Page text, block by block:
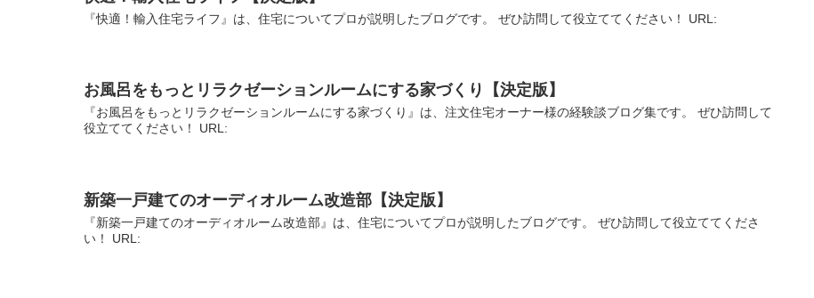
『快適！輸入住宅ライフ』は、住宅についてプロが説明したブログです。 ぜひ訪問して役立ててください！ URL:
お風呂をもっとリラクゼーションルームにする家づくり【決定版】
『お風呂をもっとリラクゼーションルームにする家づくり』は、注文住宅オーナー様の経験談ブログ集です。 ぜひ訪問して
役立ててください！ URL:
新築一戸建てのオーディオルーム改造部【決定版】
『新築一戸建てのオーディオルーム改造部』は、住宅についてプロが説明したブログです。 ぜひ訪問して役立ててくださ
い！ URL: